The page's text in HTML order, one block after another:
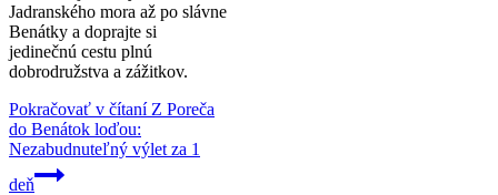
Jadranského mora až po slávne
Benátky a doprajte si
jedinečnú cestu plnú
dobrodružstva a zážitkov.
Pokračovať v čítaníZ Poreča
do Benátok loďou:
Nezabudnuteľný výlet za 1
deň